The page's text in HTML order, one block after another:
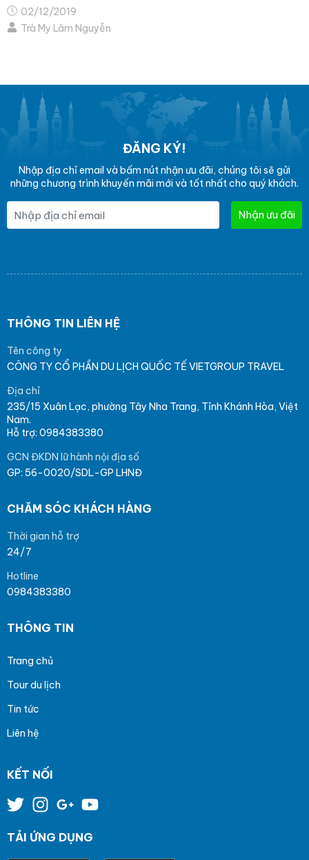
02/12/2019
Trà My Lâm Nguyễn
ĐĂNG KÝ!
Nhập địa chỉ email và bấm nút nhận ưu đãi, chúng tôi sẽ gửi
những chương trình khuyến mãi mới và tốt nhất cho quý khách.
Nhận ưu đãi
THÔNG TIN LIÊN HỆ
Tên công ty
CÔNG TY CỔ PHẦN DU LỊCH QUỐC TẾ VIETGROUP TRAVEL
Địa chỉ
235/15 Xuân Lạc, phường Tây Nha Trang, Tỉnh Khánh Hòa, Việt
Nam.
Hỗ trợ: 0984383380
GCN ĐKDN lữ hành nội địa số
GP: 56-0020/SDL-GP LHNĐ
CHĂM SÓC KHÁCH HÀNG
Thời gian hỗ trợ
24/7
Hotline
0984383380
THÔNG TIN
Trang chủ
Tour du lịch
Tin tức
Liên hệ
KẾT NỐI
TẢI ỨNG DỤNG